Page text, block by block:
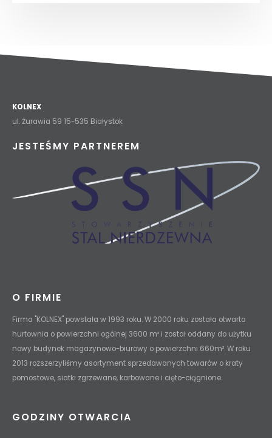
KOLNEX
ul. Żurawia 59 15-535 Białystok
JESTEŚMY PARTNEREM
O FIRMIE
Firma "KOLNEX" powstała w 1993 roku. W 2000 roku została otwarta
hurtownia o powierzchni ogólnej 3600 m² i został oddany do użytku
nowy budynek magazynowo-biurowy o powierzchni 660m². W roku
2013 rozszerzyliśmy asortyment sprzedawanych towarów o kraty
pomostowe, siatki zgrzewane, karbowane i cięto-ciągnione.
GODZINY OTWARCIA